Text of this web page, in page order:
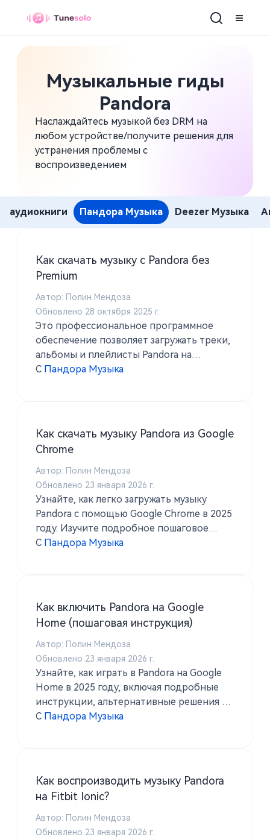
Музыкальные гиды
Pandora
Наслаждайтесь музыкой без DRM на
любом устройстве/получите решения для
устранения проблемы с
воспроизведением
аудиокниги Пандора Музыка Deezer Музыка
Как скачать музыку с Pandora без
Premium
Автор: Полин Мендоза
Обновлено 28 октября 2025 г.
Это профессиональное программное
обеспечение позволяет загружать треки,
альбомы и плейлисты Pandora на
компьютер в популярных
— даже без подключения к интернету
или премиум-аккаунта Pandora.
С Пандора Музыка
Как скачать музыку Pandora из Google
Chrome
Автор: Полин Мендоза
Обновлено 23 января 2026 г.
Узнайте, как легко загружать музыку
Pandora с помощью Google Chrome в 2025
году. Изучите подробное пошаговое
руководство с TuneSolo Pandora Music
С Пандора Музыка
Как включить Pandora на Google
Home (пошаговая инструкция)
Автор: Полин Мендоза
Обновлено 23 января 2026 г.
Узнайте, как играть в Pandora на Google
Home в 2025 году, включая подробные
инструкции, альтернативные решения и
инструкции по использованию. TuneSolo
С Пандора Музыка
Как воспроизводить музыку Pandora
на Fitbit Ionic?
Автор: Полин Мендоза
Обновлено 23 января 2026 г.